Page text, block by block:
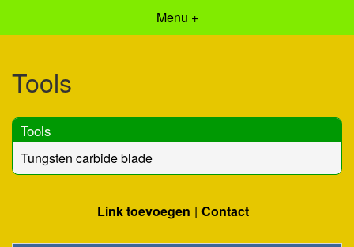
Menu +
Tools
Tools
Tungsten carbide blade
Link toevoegen Contact